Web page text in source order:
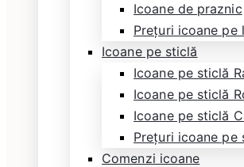
Icoane de praznic
Prețuri icoane pe
Icoane pe sticlă
Icoane pe sticlă
Icoane pe sticlă
Icoane pe sticlă
Prețuri icoane pe
Comenzi icoane